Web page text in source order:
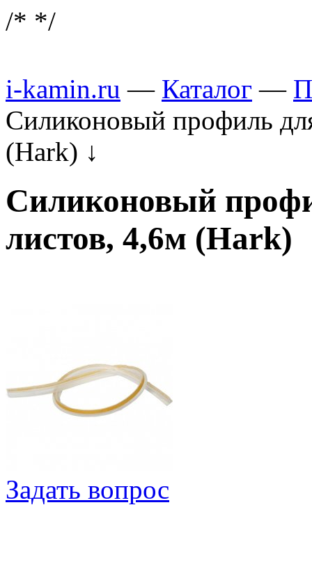
/* */
i-kamin.ru — Каталог —
Силиконовый профиль
(Hark) ↓
Силиконовый
листов, 4,6м (Hark)
Задать вопрос